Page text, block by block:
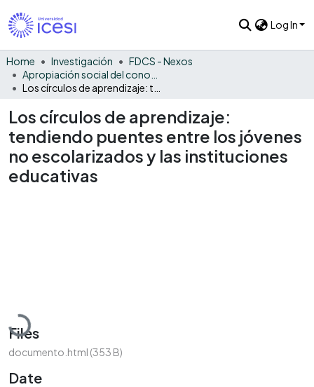
Log In
Home Investigación
FDCS - Nexos
Los círculos de aprendizaje:
tendiendo puentes entre los jóvenes
no escolarizados y las instituciones
educativas
Loading...
Files
documento.html (353 B)
Date